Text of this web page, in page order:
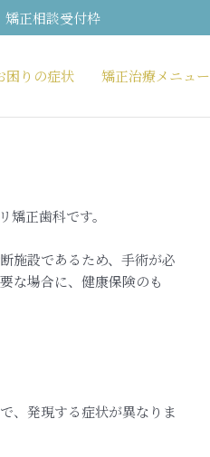
正相談受付枠
困りの症状 矯正治療メニュー
矯正歯科です。
施設であるため、手術が必
な場合に、健康保険のも
、発現する症状が異なりま